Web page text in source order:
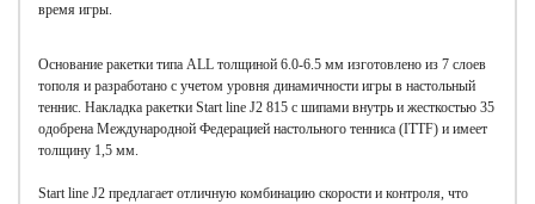
время игры.
Основание ракетки типа ALL толщиной 6.0-6.5 мм изготовлено из 7 слоев
тополя и разработано с учетом уровня динамичности игры в настольный
теннис. Накладка ракетки Start line J2 815 с шипами внутрь и жесткостью 35
одобрена Международной Федерацией настольного тенниса (ITTF) и имеет
толщину 1,5 мм.
Start line J2 предлагает отличную комбинацию скорости и контроля, что